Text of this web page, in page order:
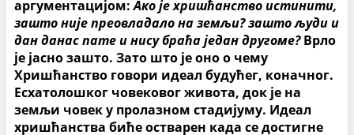
аргументацијом:Ако је хришћанство истинити,
зашто није преовладало на земљи? зашто људи и
дан данас пате и нису браћа један другоме?Врло
је јасно зашто. Зато што је оно о чему
Хришћанство говори идеал будућег, коначног.
Есхатолошког човековог живота, док је на
земљи човек у пролазном стадијуму. Идеал
хришћанства биће остварен када се достигне